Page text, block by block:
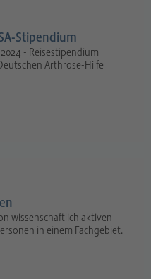
Stipendium
- Reisestipendium
Arthrose-Hilfe
wissenschaftlich aktiven
in einem Fachgebiet.